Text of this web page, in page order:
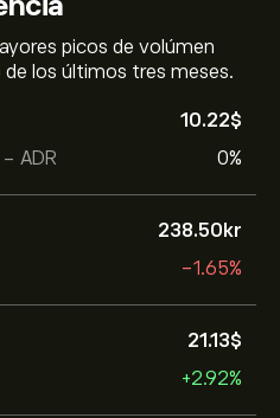
picos de volúmen
los últimos tres meses.
- ADR
10.22‎$‎
0%
238.50‎kr‎
-1.65%
21.13‎$‎
+2.92%